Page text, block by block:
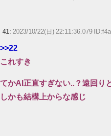
41: 2023/10/22(日) 22:11:36.079
>>22
これすき
てかAI正直すぎない..？遠回り
しかも結構上からな感じ